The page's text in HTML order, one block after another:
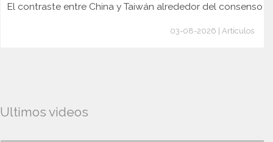
El contraste entre China y Taiwán alrededor del consenso
03-08-2026 | Artículos
Ultimos videos